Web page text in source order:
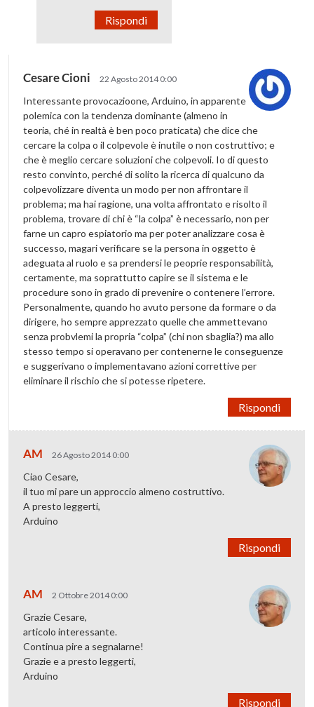
Rispondi
Cesare Cioni 22 Agosto 2014 0:00
Interessante provocazioone, Arduino, in apparente
polemica con la tendenza dominante (almeno in
teoria, ché in realtà è ben poco praticata) che dice che
cercare la colpa o il colpevole è inutile o non costruttivo; e
che è meglio cercare soluzioni che colpevoli. Io di questo
resto convinto, perché di solito la ricerca di qualcuno da
colpevolizzare diventa un modo per non affrontare il
problema; ma hai ragione, una volta affrontato e risolto il
problema, trovare di chi è “la colpa” è necessario, non per
farne un capro espiatorio ma per poter analizzare cosa è
successo, magari verificare se la persona in oggetto è
adeguata al ruolo e sa prendersi le peoprie responsabilità,
certamente, ma soprattutto capire se il sistema e le
procedure sono in grado di prevenire o contenere l’errore.
Personalmente, quando ho avuto persone da formare o da
dirigere, ho sempre apprezzato quelle che ammettevano
senza probvlemi la propria “colpa” (chi non sbaglia?) ma allo
stesso tempo si operavano per contenerne le conseguenze
e suggerivano o implementavano azioni correttive per
eliminare il rischio che si potesse ripetere.
Rispondi
AM 26 Agosto 2014 0:00
Ciao Cesare,
il tuo mi pare un approccio almeno costruttivo.
A presto leggerti,
Arduino
Rispondi
AM 2 Ottobre 2014 0:00
Grazie Cesare,
articolo interessante.
Continua pire a segnalarne!
Grazie e a presto leggerti,
Arduino
Rispondi